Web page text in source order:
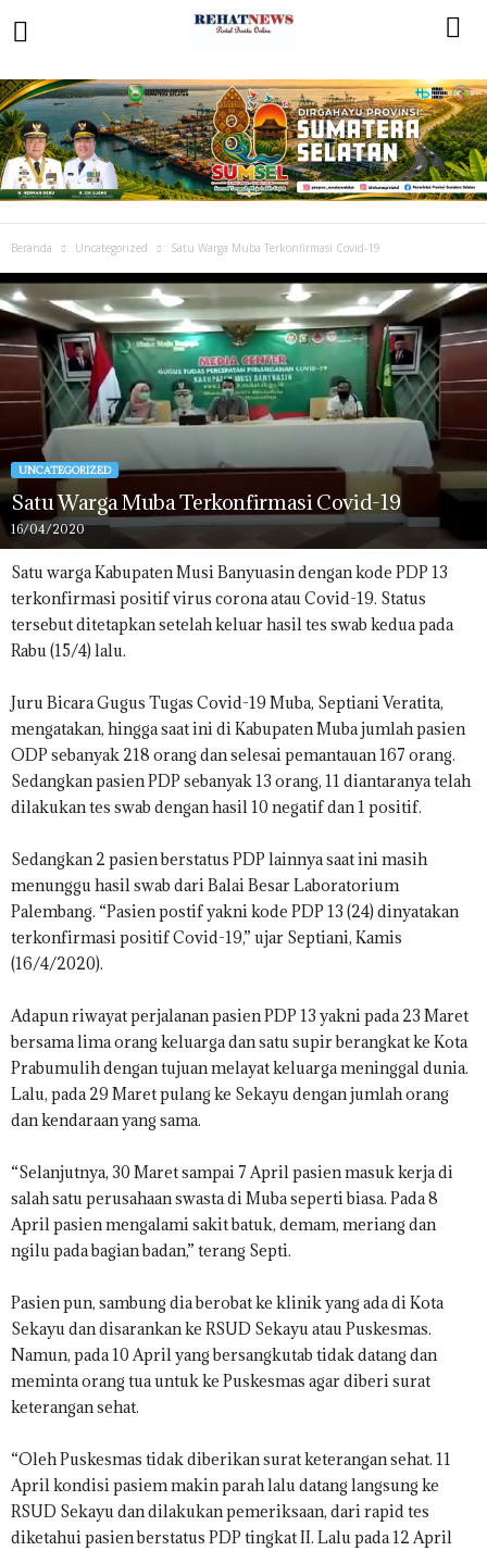
Beranda Uncategorized Satu Warga Muba Terkonfirmasi Covid-19
UNCATEGORIZED
Satu Warga Muba Terkonfirmasi Covid-19
16/04/2020
Satu warga Kabupaten Musi Banyuasin dengan kode PDP 13
terkonfirmasi positif virus corona atau Covid-19. Status
tersebut ditetapkan setelah keluar hasil tes swab kedua pada
Rabu (15/4) lalu.
Juru Bicara Gugus Tugas Covid-19 Muba, Septiani Veratita,
mengatakan, hingga saat ini di Kabupaten Muba jumlah pasien
ODP sebanyak 218 orang dan selesai pemantauan 167 orang.
Sedangkan pasien PDP sebanyak 13 orang, 11 diantaranya telah
dilakukan tes swab dengan hasil 10 negatif dan 1 positif.
Sedangkan 2 pasien berstatus PDP lainnya saat ini masih
menunggu hasil swab dari Balai Besar Laboratorium
Palembang. “Pasien postif yakni kode PDP 13 (24) dinyatakan
terkonfirmasi positif Covid-19,” ujar Septiani, Kamis
(16/4/2020).
Adapun riwayat perjalanan pasien PDP 13 yakni pada 23 Maret
bersama lima orang keluarga dan satu supir berangkat ke Kota
Prabumulih dengan tujuan melayat keluarga meninggal dunia.
Lalu, pada 29 Maret pulang ke Sekayu dengan jumlah orang
dan kendaraan yang sama.
“Selanjutnya, 30 Maret sampai 7 April pasien masuk kerja di
salah satu perusahaan swasta di Muba seperti biasa. Pada 8
April pasien mengalami sakit batuk, demam, meriang dan
ngilu pada bagian badan,” terang Septi.
Pasien pun, sambung dia berobat ke klinik yang ada di Kota
Sekayu dan disarankan ke RSUD Sekayu atau Puskesmas.
Namun, pada 10 April yang bersangkutab tidak datang dan
meminta orang tua untuk ke Puskesmas agar diberi surat
keterangan sehat.
“Oleh Puskesmas tidak diberikan surat keterangan sehat. 11
April kondisi pasiem makin parah lalu datang langsung ke
RSUD Sekayu dan dilakukan pemeriksaan, dari rapid tes
diketahui pasien berstatus PDP tingkat II. Lalu pada 12 April